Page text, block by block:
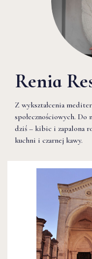
Renia
Z wykształcenia
społecznościowych.
dziś – kibic i zapalona
kuchni i czarnej kawy.